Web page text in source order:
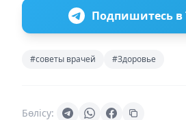
Подпишитесь в
#советы врачей #Здоровье
Бөлісу: